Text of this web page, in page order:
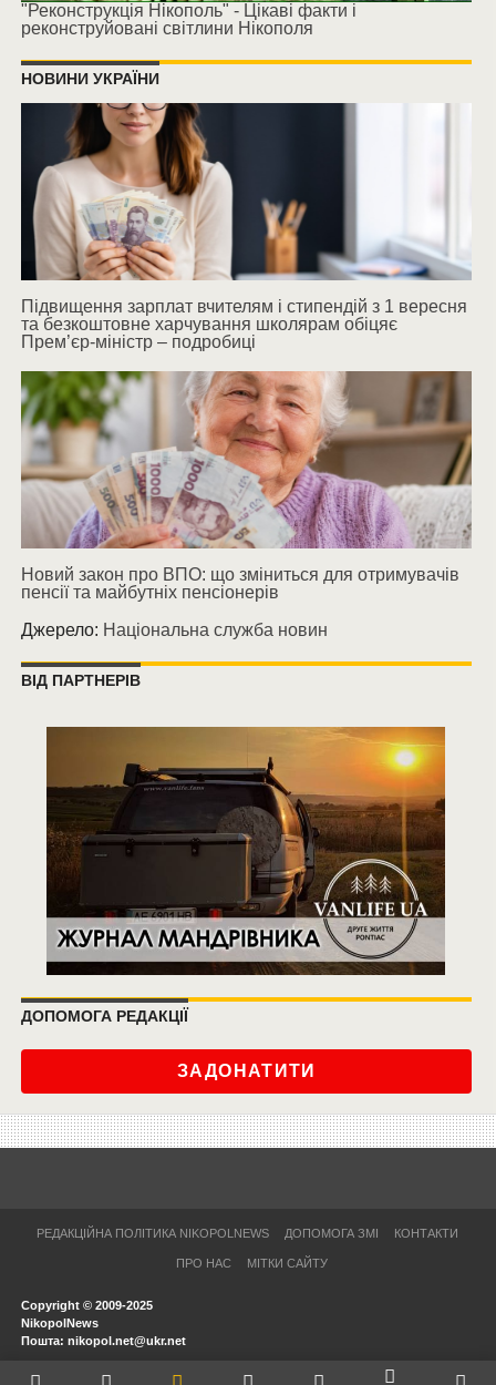
"Реконструкція Нікополь" - Цікаві факти і
реконструйовані світлини Нікополя
НОВИНИ УКРАЇНИ
Підвищення зарплат вчителям і стипендій з 1 вересня
та безкоштовне харчування школярам обіцяє
Прем’єр-міністр – подробиці
Новий закон про ВПО: що зміниться для отримувачів
пенсії та майбутніх пенсіонерів
Джерело: Національна служба новин
ВІД ПАРТНЕРІВ
ДОПОМОГА РЕДАКЦІЇ
ЗАДОНАТИТИ
РЕДАКЦІЙНА ПОЛІТИКА NIKOPOLNEWS ДОПОМОГА ЗМІ КОНТАКТИ
ПРО НАС МІТКИ САЙТУ
Copyright © 2009-2025
NikopolNews
Пошта: nikopol.net@ukr.net